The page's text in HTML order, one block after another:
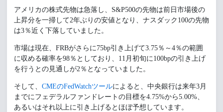
アメリカの株式先物は急落し、S&P500の先物は前日市場後の
上昇分を一掃して2年ぶりの安値となり、ナスダック100の先物
は3％近く下落していました。
市場は現在、FRBがさらに75bp引き上げて3.75％～4％の範囲
に収める確率を98％としており、11月初旬に100bpの引き上げ
を行うとの見通しが2％となっていました。
そして、 CMEのFedWatchツールによると、中央銀行は来年3月
までにフェデラルファンドレートの目標を4.75%から5.00%、
あるいはそれ以上に引き上げるとほぼ予想しています。